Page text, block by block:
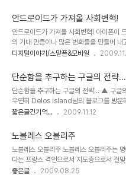
1992년 10월 28일에 예수의 공중..
그 관심은 더욱 확대될 것은 예정된 사실
월 28일 공개된 애플의 타블렛 iPad 하지
있어서 스스로 생각하고 여과된 판단이 아
건적으로 받아들이고 있는 것은 아닌가 하
에 대하여 언젠가 모튜님께서 쓰셨던 아이
을 쓰고자 했었데, 마침 글을 ..
안드로이드가 가져올 사회변혁!
안드로이드가 가져올 사회변혁! 아이폰이
의 기대 만큼이나 많은 변화들을 만들어 내
통신요금의 인하가 거론되거나 발표되고 있
보입니다. 이제 곧 안드로이드도 국내에 선
문들 중에는 "한국형 안드로이드"라는 말로
시 가능성들을 시사하고 있기도 합니다만,
이라는 생각과 함께, 아이폰가 가져왔던 그
다른 형태로써 쉽게 가늠할 수 없을 만큼의
혁명이 우리들 생활 곧곧에 동력을 활용하는..
디지털이야기/스맡폰&모바일
단순함을 추구하는 구글의 전략...
단순함을 추구하는 구글의 전략... ▲ 구글
우연히 Delos island님의 블로그를 방문
근무하고 있는 데니스 황이 -구글 메인페이
게 되었습니다. 짧은 내용이었지만, 참 많은
"구글이 단순함을 고집하는 이유 중 하나는
철학이기 때문이며, 엔터테인먼트나 포털
빨리 와서 찾고자 하는 정보를 가장 빨리
공한다는 것." 어떻게 하면 사용자를 붙잡아
짧은글긴기억... 2009.11.12
노블레스 오블리주
노블레스 오블리주 노블레스 오블리주는
다는 프랑스 격언으로서 지도층으로서 걸
야 한다는 뜻이다. 경주의 만석꾼 최부자는
좋은글 2009.08.25